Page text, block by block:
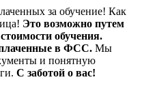
за обучение! Как
Это возможно путем
обучения.
в ФСС. Мы
и понятную
С заботой о вас!